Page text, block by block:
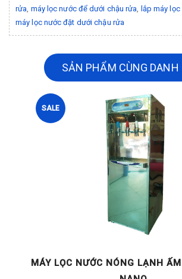
rửa máy lọc nước để dưới chậu rửa lắp máy
máy lọc nước đặt dưới chậu rửa
SẢN PHẨM CÙNG DANH
SALE
MÁY LỌC NƯỚC KHOÁNG NÓNG